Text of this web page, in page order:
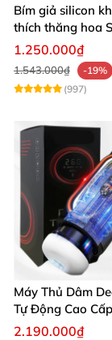
Bím giả silicon
thích thăng hoa
ShopHanhPhuc
1.250.000₫
1.543.000₫
-19%
(997)
Máy Thủ Dâm
Tự Động Cao
Gắn Tường
2.190.000₫